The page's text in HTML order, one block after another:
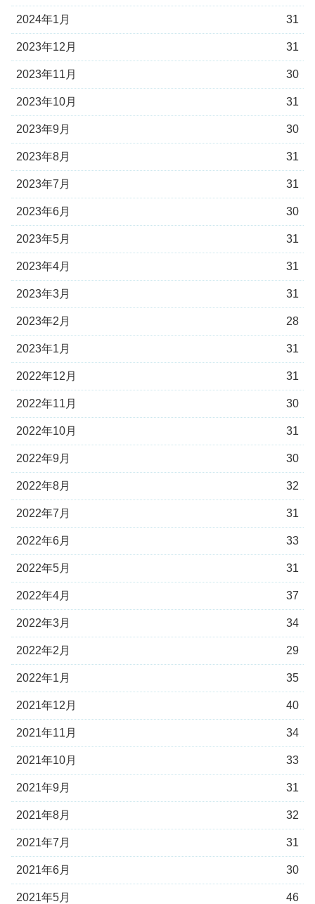
2024年1月 31
2023年12月 31
2023年11月 30
2023年10月 31
2023年9月 30
2023年8月 31
2023年7月 31
2023年6月 30
2023年5月 31
2023年4月 31
2023年3月 31
2023年2月 28
2023年1月 31
2022年12月 31
2022年11月 30
2022年10月 31
2022年9月 30
2022年8月 32
2022年7月 31
2022年6月 33
2022年5月 31
2022年4月 37
2022年3月 34
2022年2月 29
2022年1月 35
2021年12月 40
2021年11月 34
2021年10月 33
2021年9月 31
2021年8月 32
2021年7月 31
2021年6月 30
2021年5月 46